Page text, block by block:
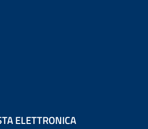
ELETTRONICA